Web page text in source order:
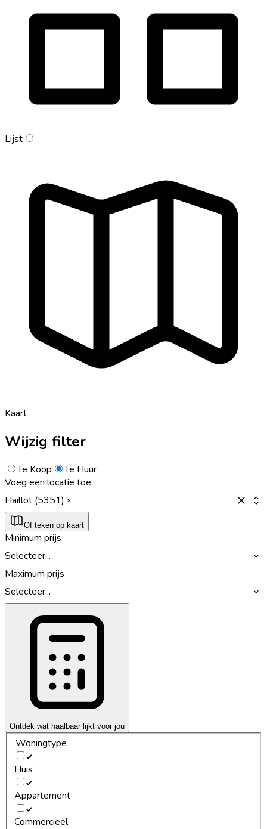
Lijst
Kaart
Wijzig filter
Te Koop
Te Huur
Voeg een locatie toe
Haillot (5351)
Of teken op kaart
Minimum prijs
Selecteer...
Maximum prijs
Selecteer...
Ontdek wat haalbaar lijkt voor jou
Woningtype
Huis
Appartement
Commercieel